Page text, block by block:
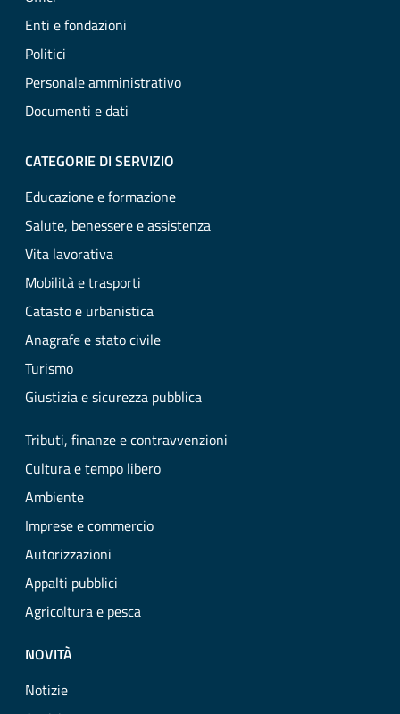
Enti e fondazioni
Politici
Personale amministrativo
Documenti e dati
CATEGORIE DI SERVIZIO
Educazione e formazione
Salute, benessere e assistenza
Vita lavorativa
Mobilità e trasporti
Catasto e urbanistica
Anagrafe e stato civile
Turismo
Giustizia e sicurezza pubblica
Tributi, finanze e contravvenzioni
Cultura e tempo libero
Ambiente
Imprese e commercio
Autorizzazioni
Appalti pubblici
Agricoltura e pesca
NOVITÀ
Notizie